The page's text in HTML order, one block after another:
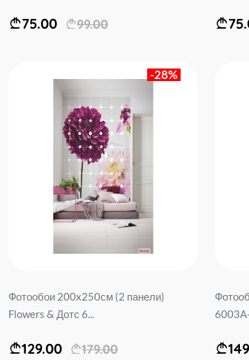
75.00 99.00
-28%
Фотообои 200x250см (2 панели)
Flowers & Дотс 6...
129.00 179.00